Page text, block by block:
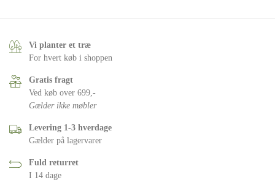
Vi planter et træ
For hvert køb i shoppen
Gratis fragt
Ved køb over 699,-
Gælder ikke møbler
Levering 1-3 hverdage
Gælder på lagervarer
Fuld returret
I 14 dage